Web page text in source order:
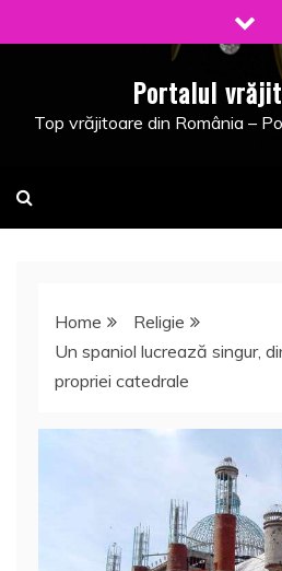
to
Portalul
Top vrăjitoare din România –
Home
Religie
Un spaniol lucrează singur,
propriei catedrale